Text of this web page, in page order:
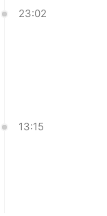
23:02
13:15